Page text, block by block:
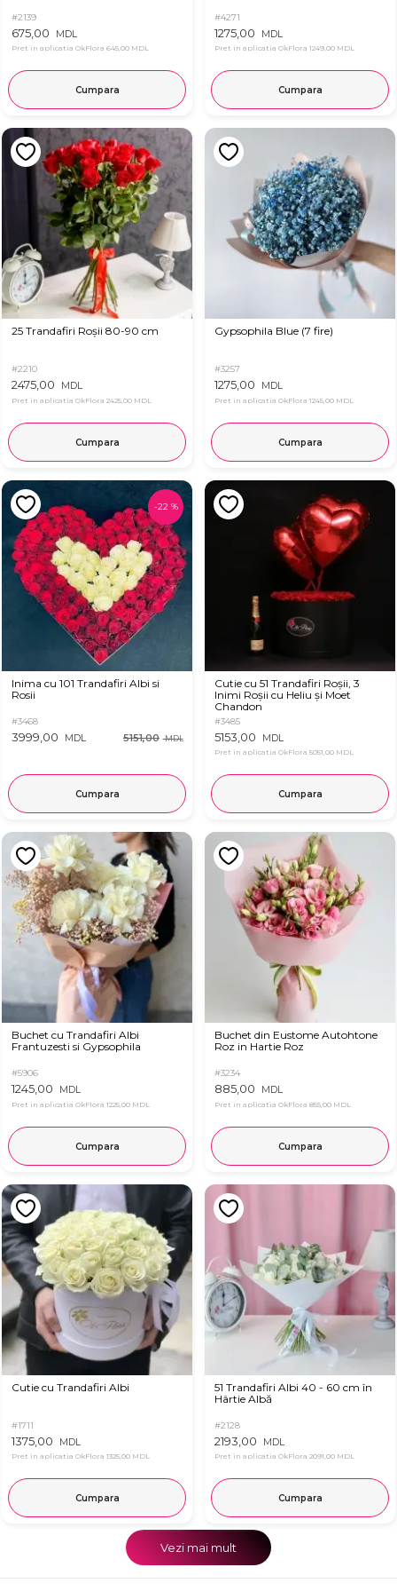
#2139
675,00 MDL
Pret in aplicatia OkFlora 645,00 MDL
Cumpara
#4271
1275,00 MDL
Pret in aplicatia OkFlora 1249,00 MDL
Cumpara
25 Trandafiri Roșii 80-90 cm
#2210
2475,00 MDL
Pret in aplicatia OkFlora 2425,00 MDL
Cumpara
Gypsophila Blue (7 fire)
#3257
1275,00 MDL
Pret in aplicatia OkFlora 1245,00 MDL
Cumpara
-22%
Inima cu 101 Trandafiri Albi si
Rosii
#3468
3999,00 MDL 5151,00 MDL
Cumpara
Cutie cu 51 Trandafiri Roșii, 3
Inimi Roșii cu Heliu și Moet
Chandon
#3485
5153,00 MDL
Pret in aplicatia OkFlora 5051,00 MDL
Cumpara
Buchet cu Trandafiri Albi
Frantuzesti si Gypsophila
#5906
1245,00 MDL
Pret in aplicatia OkFlora 1225,00 MDL
Cumpara
Buchet din Eustome Autohtone
Roz in Hartie Roz
#3234
885,00 MDL
Pret in aplicatia OkFlora 855,00 MDL
Cumpara
Cutie cu Trandafiri Albi
#1711
1375,00 MDL
Pret in aplicatia OkFlora 1325,00 MDL
Cumpara
51 Trandafiri Albi 40 - 60 cm în
Hârtie Albă
#2128
2193,00 MDL
Pret in aplicatia OkFlora 2091,00 MDL
Cumpara
Vezi mai mult